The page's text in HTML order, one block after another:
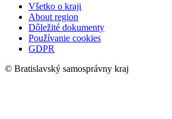
Všetko o kraji
About region
Dôležité dokumenty
Používanie cookies
GDPR
© Bratislavský samosprávny kraj